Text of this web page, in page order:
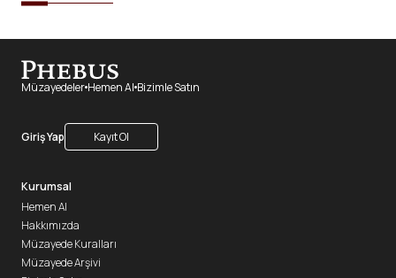
Müzayedeler Hemen Al Bizimle Satın
Giriş Yap Kayıt Ol
Kurumsal
Hemen Al
Hakkımızda
Müzayede Kuralları
Müzayede Arşivi